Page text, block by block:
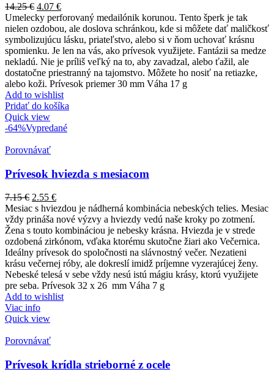
14.25€ 4.07 €
Umelecky perforovaný medailónik korunou. Tento šperk je tak
nielen ozdobou, ale doslova schránkou, kde si môžete dať maličkosť
symbolizujúcu lásku, priateľstvo, alebo si v ňom uchovať krásnu
spomienku. Je len na vás, ako prívesok využijete. Fantázii sa medze
nekladú. Nie je príliš veľký na to, aby zavadzal, alebo ťažil, ale
dostatočne priestranný na tajomstvo. Môžete ho nosiť na retiazke,
alebo koži. Prívesok priemer 30 mm Váha 17 g
Add to wishlist
Pridať do košíka
Quick view
-64%Vypredané
Porovnávať
Prívesok hviezda s mesiacom
7.15€ 2.55 €
Mesiac s hviezdou je nádherná kombinácia nebeských telies. Mesiac
vždy prináša nové výzvy a hviezdy vedú naše kroky po zotmení.
Žena s touto kombináciou je nebesky krásna. Hviezda je v strede
ozdobená zirkónom, vďaka ktorému skutočne žiari ako Večernica.
Ideálny prívesok do spoločnosti na slávnostný večer. Nezatieni
krásu večernej róby, ale dokreslí imidž príjemne vyzerajúcej ženy.
Nebeské telesá v sebe vždy nesú istú mágiu krásy, ktorú využijete
pre seba. Prívesok 32 x 26 mm Váha 7 g
Add to wishlist
Viac info
Quick view
Porovnávať
Prívesok krídla strieborné z ocele